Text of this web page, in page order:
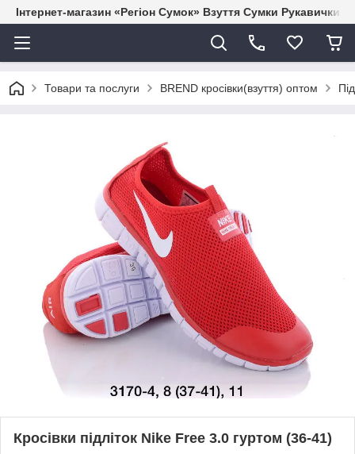
Інтернет-магазин «Регіон Сумок» Взуття Сумки Рукавички
Товари та послуги BREND кросівки(взуття) оптом
Кросівки підліток Nike Free 3.0 гуртом (36-41)